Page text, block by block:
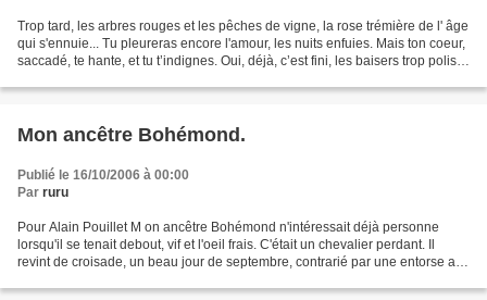
Trop tard, les arbres rouges et les pêches de vigne, la rose trémière de l' âge
qui s'ennuie... Tu pleureras encore l'amour, les nuits enfuies. Mais ton coeur,
saccadé, te hante, et tu t’indignes. Oui, déjà, c’est fini, les baisers trop polis,
Mon ancêtre Bohémond.
Publié le 16/10/2006 à 00:00
Par ruru
Pour Alain Pouillet M on ancêtre Bohémond n'intéressait déjà personne
lorsqu'il se tenait debout, vif et l'oeil frais. C'était un chevalier perdant. Il
revint de croisade, un beau jour de septembre, contrarié par une entorse au